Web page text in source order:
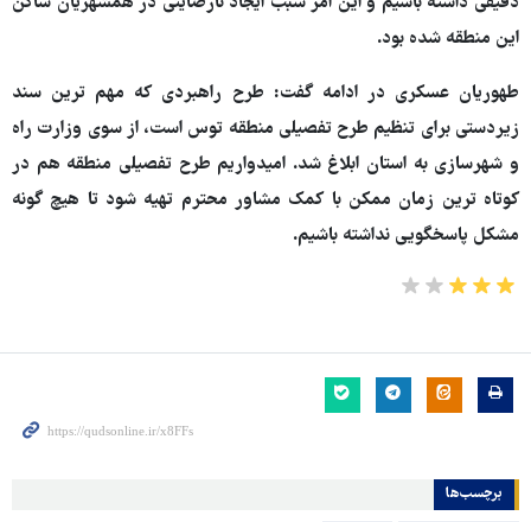
این منطقه شده بود.
طهوریان عسکری در ادامه گفت: طرح راهبردی که مهم ترین سند
زیردستی برای تنظیم طرح تفصیلی منطقه توس است، از سوی وزارت راه
و شهرسازی به استان ابلاغ شد. امیدواریم طرح تفصیلی منطقه هم در
کوتاه ترین زمان ممکن با کمک مشاور محترم تهیه شود تا هیچ گونه
مشکل پاسخگویی نداشته باشیم.
برچسب‌ها